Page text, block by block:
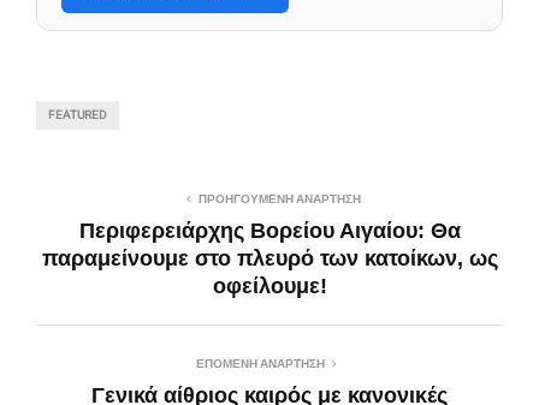
FEATURED
ΠΡΟΗΓΟΎΜΕΝΗ ΑΝΆΡΤΗΣΗ
Περιφερειάρχης Βορείου Αιγαίου: Θα
παραμείνουμε στο πλευρό των κατοίκων, ως
οφείλουμε!
ΕΠΌΜΕΝΗ ΑΝΆΡΤΗΣΗ
Γενικά αίθριος καιρός με κανονικές